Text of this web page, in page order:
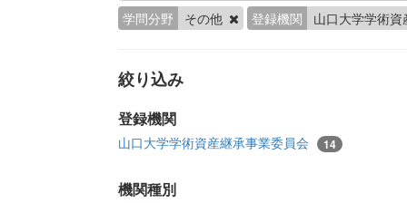
学問分野 その他 登録機関 山口大学学術
絞り込み
登録機関
山口大学学術資産継承事業委員会 14
機関種別